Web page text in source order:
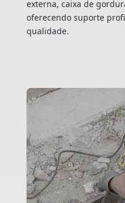
externa, caixa de
oferecendo suporte
qualidade.